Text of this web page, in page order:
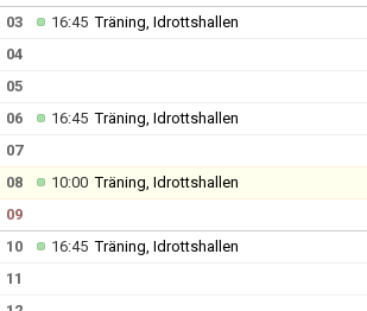
03 16:45Träning, Idrottshallen
04
05
06
16:45Träning, Idrottshallen
07
08
10:00Träning, Idrottshallen
09
10 16:45Träning, Idrottshallen
11